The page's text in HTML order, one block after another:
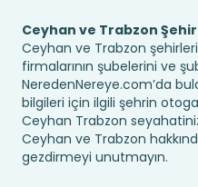
Ceyhan ve Trabzon
Ceyhan ve Trabzon
firmalarının şubelerini ve
NeredenNereye.com’da
bilgileri için ilgili şehrin
Ceyhan Trabzon
Ceyhan ve Trabzon
gezdirmeyi unutmayın.